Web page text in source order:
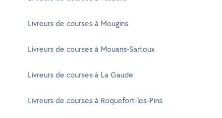
Livreurs de courses à Mougins
Livreurs de courses à Mouans-Sartoux
Livreurs de courses à La Gaude
Livreurs de courses à Roquefort-les-Pins